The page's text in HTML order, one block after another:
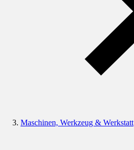
Maschinen, Werkzeug & Werkstatt